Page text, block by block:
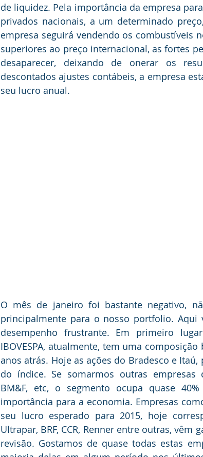
de liquidez. Pela importância da empresa
privados nacionais, a um determinado
empresa seguirá vendendo os combustíveis
superiores ao preço internacional, as fortes
desaparecer, deixando de onerar os
descontados ajustes contábeis, a empresa
seu lucro anual.
O mês de janeiro foi bastante negativo,
principalmente para o nosso portfolio.
desempenho frustrante. Em primeiro
IBOVESPA, atualmente, tem uma
anos atrás. Hoje as ações do Bradesco e
do índice. Se somarmos outras
BM&F, etc, o segmento ocupa quase
importância para a economia. Empresas
seu lucro esperado para 2015, hoje
Ultrapar, BRF, CCR, Renner entre outras,
revisão. Gostamos de quase todas estas